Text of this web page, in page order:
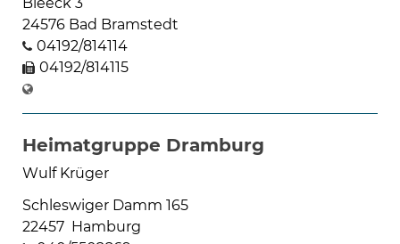
24576 Bad Bramstedt
04192/814114
04192/814115
Heimatgruppe Dramburg
Wulf Krüger
Schleswiger Damm 165
22457 Hamburg